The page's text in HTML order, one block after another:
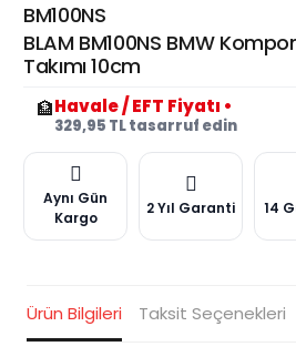
BM100NS
BLAM BM100NS BMW
Takımı 10cm
🏦Havale / EFT Fiyatı •
329,95 TL tasarruf edin
Aynı Gün
Kargo
2 Yıl Garanti 14
Ürün Bilgileri Taksit Seçenekleri